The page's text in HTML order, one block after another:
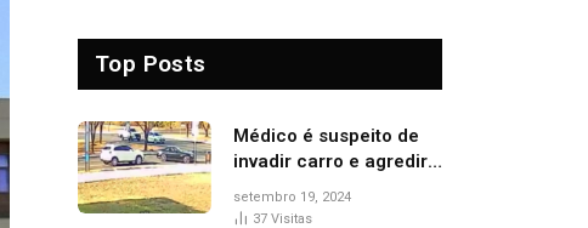
Top Posts
Médico é suspeito de
invadir carro e agredir
delegado aposentado
durante confusão no
setembro 19, 2024
37 Visitas